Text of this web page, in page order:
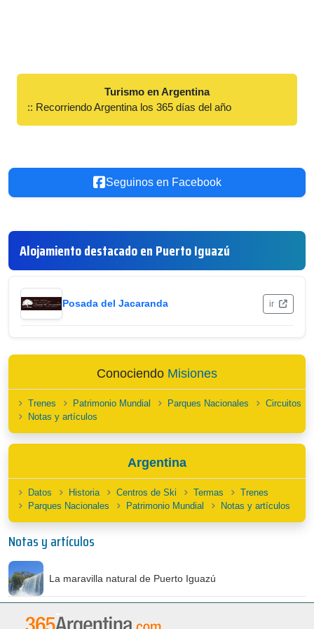
Turismo en Argentina
:: Recorriendo Argentina los 365 días del año
Seguinos en Facebook
Alojamiento destacado en Puerto Iguazú
Posada del Jacaranda ir
Conociendo Misiones
Trenes Patrimonio Mundial Parques Nacionales
Circuitos
Notas y artículos
Argentina
Datos Historia Centros de Ski Termas
Trenes
Parques Nacionales
Patrimonio Mundial Notas y artículos
Notas y artículos
La maravilla natural de Puerto Iguazú